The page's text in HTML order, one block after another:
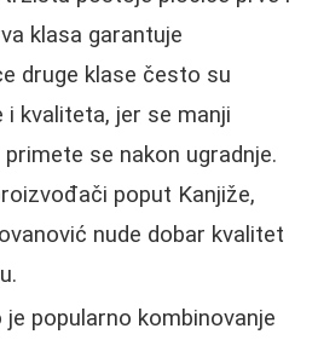
klasa garantuje
druge klase često su
i kvaliteta, jer se manji
se nakon ugradnje.
poput Kanjiže,
nude dobar kvalitet
je popularno kombinovanje